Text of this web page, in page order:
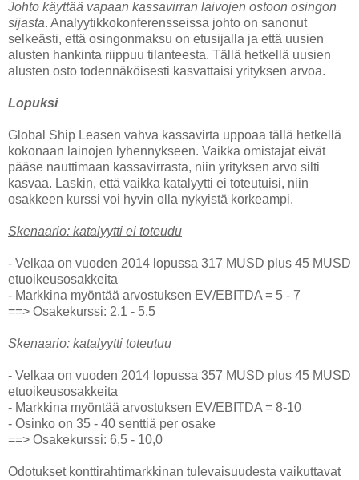
Johto käyttää vapaan kassavirran laivojen ostoon osingon
sijasta. Analyytikkokonferensseissa johto on sanonut
selkeästi, että osingonmaksu on etusijalla ja että uusien
alusten hankinta riippuu tilanteesta. Tällä hetkellä uusien
alusten osto todennäköisesti kasvattaisi yrityksen arvoa.
Lopuksi
Global Ship Leasen vahva kassavirta uppoaa tällä hetkellä
kokonaan lainojen lyhennykseen. Vaikka omistajat eivät
pääse nauttimaan kassavirrasta, niin yrityksen arvo silti
kasvaa. Laskin, että vaikka katalyytti ei toteutuisi, niin
osakkeen kurssi voi hyvin olla nykyistä korkeampi.
Skenaario: katalyytti ei toteudu
- Velkaa on vuoden 2014 lopussa 317 MUSD plus 45 MUSD
etuoikeusosakkeita
- Markkina myöntää arvostuksen EV/EBITDA = 5 - 7
==> Osakekurssi: 2,1 - 5,5
Skenaario: katalyytti toteutuu
- Velkaa on vuoden 2014 lopussa 357 MUSD plus 45 MUSD
etuoikeusosakkeita
- Markkina myöntää arvostuksen EV/EBITDA = 8-10
- Osinko on 35 - 40 senttiä per osake
==> Osakekurssi: 6,5 - 10,0
Odotukset konttirahtimarkkinan tulevaisuudesta vaikuttavat